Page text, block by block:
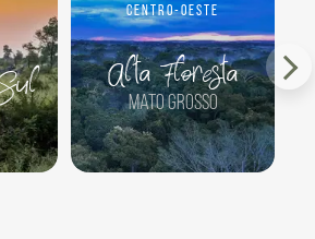
Centro-Oeste
Alta Floresta
Mato Grosso